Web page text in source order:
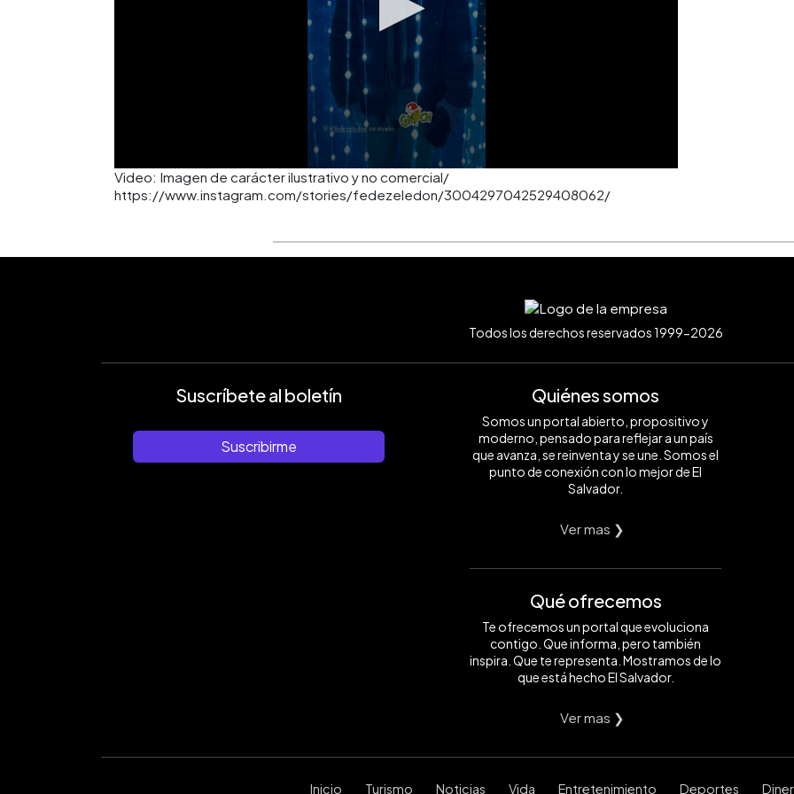
Video: Imagen de carácter ilustrativo y no comercial/
https://www.instagram.com/stories/fedezeledon/3004297042529408062/
Todos los derechos reservados 1999-2026
Suscríbete al boletín
Suscribirme
Quiénes somos
Somos un portal abierto, propositivo y
moderno, pensado para reflejar a un país
que avanza, se reinventa y se une. Somos el
punto de conexión con lo mejor de El
Salvador.
Ver mas ❯
Qué ofrecemos
Te ofrecemos un portal que evoluciona
contigo. Que informa, pero también
inspira. Que te representa. Mostramos de lo
que está hecho El Salvador.
Ver mas ❯
Inicio Turismo Noticias Vida Entretenimiento Deportes